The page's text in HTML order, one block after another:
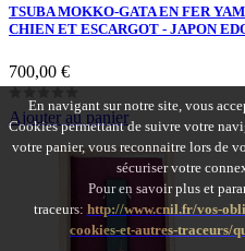
En navigant sur notre site, vous
Cookies permettant de suivre votre
votre panier, vous reconnaitre lors de
sécuriser votre
Pour en savoir plus et
traceurs: http://www.cnil.fr/vos-
cookies-et-autres-traceurs/
TSUBA MOKKO-GATA EN FER
CHIEN ET ESCARGOT - JAPON
Prix
700,00 €
Ajouter au panier